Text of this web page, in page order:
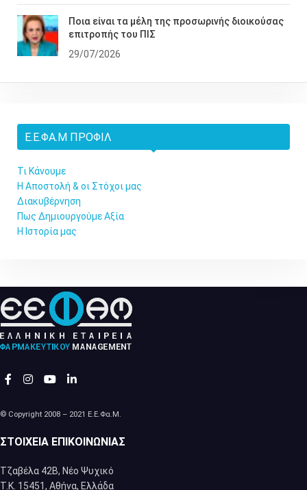
Ποια είναι τα μέλη της προσωρινής διοικούσας
επιτροπής του ΠΙΣ
29/07/2026
Ε.Ε.ΦΑ.Μ ΠΡΟΦΊΛ
Τι Κάνουμε
Η Αποστολή & οι Στόχοι μας
Διακυβέρνηση
Πως Δημιουργούμε Αξία
Η Ιστορία μας
© Copyright 2008 – 2021 Ε.Ε.Φα.Μ.
ΣΤΟΙΧΕΊΑ ΕΠΙΚΟΙΝΩΝΊΑΣ
Τζαβέλα 42Β, Νέο Ψυχικό
Τ.Κ. 15451, Αθήνα, Eλλάδα